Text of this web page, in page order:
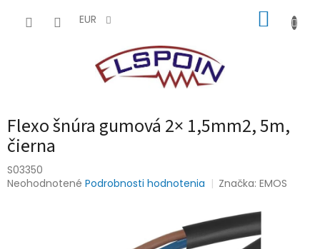
EUR
Flexo šnúra gumová 2× 1,5mm2, 5m,
čierna
S03350
Priemerné
Neohodnotené Podrobnosti hodnotenia Značka:EMOS